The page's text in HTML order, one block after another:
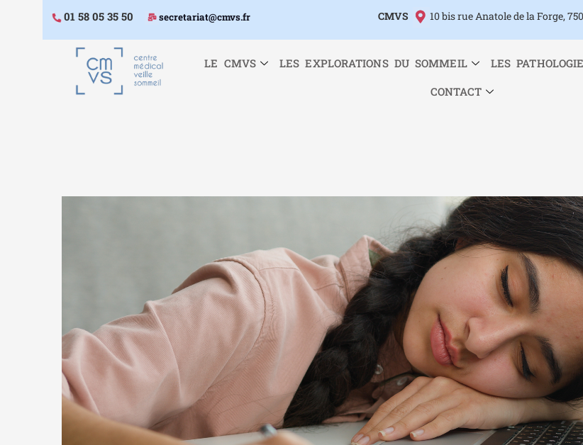
01 58 05 35 50 secretariat@cmvs.fr CMVS 10 bis rue Anatole de la Forge,
LE CMVS LES EXPLORATIONS DU SOMMEIL LES
CONTACT